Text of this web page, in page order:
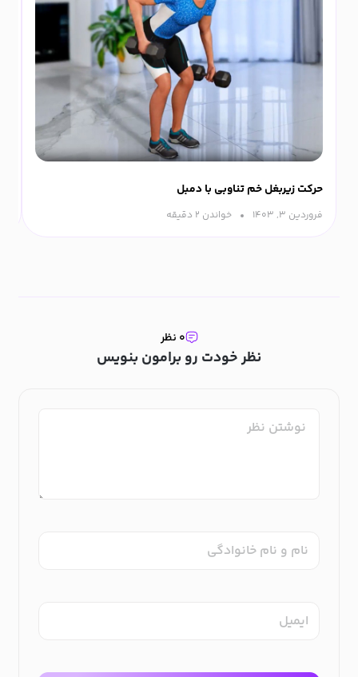
حرکت زیربغل خم تناوبی با دمبل
فروردین ۳, ۱۴۰۳ خواندن ۲ دقیقه‌
نظر خودت رو برامون بنویس
۰ نظر
نام و نام خانوادگی
ایمیل